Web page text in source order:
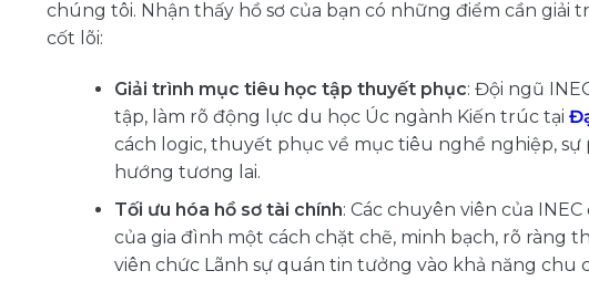
chúng tôi. Nhận thấy hồ sơ của bạn có những điểm cần giải
cốt lõi:
Giải trình mục tiêu học tập thuyết phục: Đội ngũ
tập, làm rõ động lực du học Úc ngành Kiến trúc tại
cách logic, thuyết phục về mục tiêu nghề nghiệp,
hướng tương lai.
Tối ưu hóa hồ sơ tài chính: Các chuyên viên của
của gia đình một cách chặt chẽ, minh bạch, rõ ràng
viên chức Lãnh sự quán tin tưởng vào khả năng